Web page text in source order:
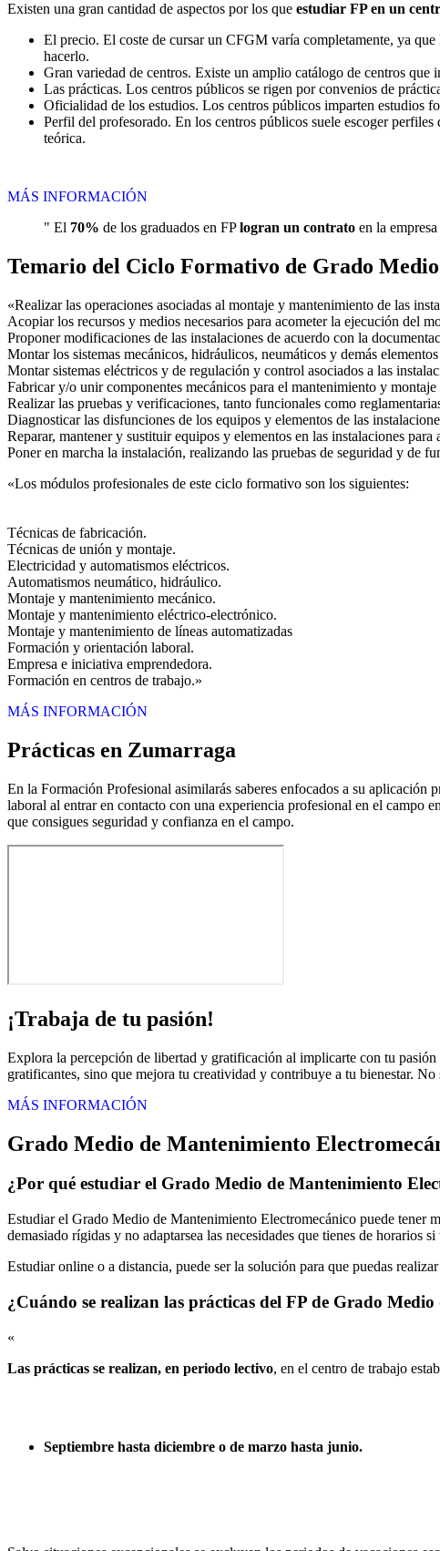
Existen una gran cantidad de aspectos por los que estudiar FP en un
El precio. El coste de cursar un CFGM varía completamente, ya
hacerlo.
Gran variedad de centros. Existe un amplio catálogo de centros
Las prácticas. Los centros públicos se rigen por convenios de
Oficialidad de los estudios. Los centros públicos imparten estudios
Perfil del profesorado. En los centros públicos suele escoger
teórica.
MÁS INFORMACIÓN
" El 70% de los graduados en FPlogran un contrato en la
Temario del Ciclo Formativo de Grado
«Realizar las operaciones asociadas al montaje y mantenimiento de las
Acopiar los recursos y medios necesarios para acometer la ejecución del
Proponer modificaciones de las instalaciones de acuerdo con la
Montar los sistemas mecánicos, hidráulicos, neumáticos y demás
Montar sistemas eléctricos y de regulación y control asociados a las
Fabricar y/o unir componentes mecánicos para el mantenimiento y
Realizar las pruebas y verificaciones, tanto funcionales como
Diagnosticar las disfunciones de los equipos y elementos de las
Reparar, mantener y sustituir equipos y elementos en las instalaciones
Poner en marcha la instalación, realizando las pruebas de seguridad y de
«Los módulos profesionales de este ciclo formativo son los siguientes:
Técnicas de fabricación.
Técnicas de unión y montaje.
Electricidad y automatismos eléctricos.
Automatismos neumático, hidráulico.
Montaje y mantenimiento mecánico.
Montaje y mantenimiento eléctrico-electrónico.
Montaje y mantenimiento de líneas automatizadas
Formación y orientación laboral.
Empresa e iniciativa emprendedora.
Formación en centros de trabajo.»
MÁS INFORMACIÓN
Prácticas en Zumarraga
En la Formación Profesional asimilarás saberes enfocados a su aplicación
laboral al entrar en contacto con una experiencia profesional en el campo
que consigues seguridad y confianza en el campo.
¡Trabaja de tu pasión!
Explora la percepción de libertad y gratificación al implicarte con tu
gratificantes, sino que mejora tu creatividad y contribuye a tu bienestar.
MÁS INFORMACIÓN
Grado Medio de Mantenimiento
¿Por qué estudiar el Grado Medio de Mantenimiento
Estudiar el Grado Medio de Mantenimiento Electromecánico puede tener
demasiado rígidas y no adaptarsea las necesidades que tienes de horarios
Estudiar online o a distancia, puede ser la solución para que puedas
¿Cuándo se realizan las prácticas del FP de Grado
«
Las prácticas se realizan, en periodo lectivo, en el centro de trabajo
Septiembre hasta diciembre o de marzo hasta junio.